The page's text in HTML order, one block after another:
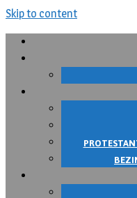
Skip to content